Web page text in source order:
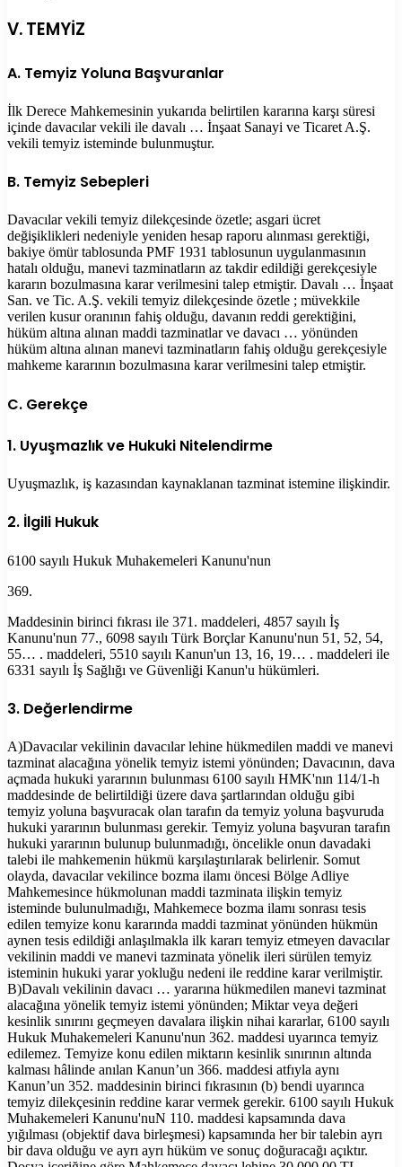
V. TEMYİZ
A. Temyiz Yoluna Başvuranlar
İlk Derece Mahkemesinin yukarıda belirtilen kararına karşı süresi
içinde davacılar vekili ile davalı … İnşaat Sanayi ve Ticaret A.Ş.
vekili temyiz isteminde bulunmuştur.
B. Temyiz Sebepleri
Davacılar vekili temyiz dilekçesinde özetle; asgari ücret
değişiklikleri nedeniyle yeniden hesap raporu alınması gerektiği,
bakiye ömür tablosunda PMF 1931 tablosunun uygulanmasının
hatalı olduğu, manevi tazminatların az takdir edildiği gerekçesiyle
kararın bozulmasına karar verilmesini talep etmiştir. Davalı … İnşaat
San. ve Tic. A.Ş. vekili temyiz dilekçesinde özetle ; müvekkile
verilen kusur oranının fahiş olduğu, davanın reddi gerektiğini,
hüküm altına alınan maddi tazminatlar ve davacı … yönünden
hüküm altına alınan manevi tazminatların fahiş olduğu gerekçesiyle
mahkeme kararının bozulmasına karar verilmesini talep etmiştir.
C. Gerekçe
1. Uyuşmazlık ve Hukuki Nitelendirme
Uyuşmazlık, iş kazasından kaynaklanan tazminat istemine ilişkindir.
2. İlgili Hukuk
6100 sayılı Hukuk Muhakemeleri Kanunu'nun
369.
Maddesinin birinci fıkrası ile 371. maddeleri, 4857 sayılı İş
Kanunu'nun 77., 6098 sayılı Türk Borçlar Kanunu'nun 51, 52, 54,
55… . maddeleri, 5510 sayılı Kanun'un 13, 16, 19… . maddeleri ile
6331 sayılı İş Sağlığı ve Güvenliği Kanun'u hükümleri.
3. Değerlendirme
A)Davacılar vekilinin davacılar lehine hükmedilen maddi ve manevi
tazminat alacağına yönelik temyiz istemi yönünden; Davacının, dava
açmada hukuki yararının bulunması 6100 sayılı HMK'nın 114/1-h
maddesinde de belirtildiği üzere dava şartlarından olduğu gibi
temyiz yoluna başvuracak olan tarafın da temyiz yoluna başvuruda
hukuki yararının bulunması gerekir. Temyiz yoluna başvuran tarafın
hukuki yararının bulunup bulunmadığı, öncelikle onun davadaki
talebi ile mahkemenin hükmü karşılaştırılarak belirlenir. Somut
olayda, davacılar vekilince bozma ilamı öncesi Bölge Adliye
Mahkemesince hükmolunan maddi tazminata ilişkin temyiz
isteminde bulunulmadığı, Mahkemece bozma ilamı sonrası tesis
edilen temyize konu kararında maddi tazminat yönünden hükmün
aynen tesis edildiği anlaşılmakla ilk kararı temyiz etmeyen davacılar
vekilinin maddi ve manevi tazminata yönelik ileri sürülen temyiz
isteminin hukuki yarar yokluğu nedeni ile reddine karar verilmiştir.
B)Davalı vekilinin davacı … yararına hükmedilen manevi tazminat
alacağına yönelik temyiz istemi yönünden; Miktar veya değeri
kesinlik sınırını geçmeyen davalara ilişkin nihai kararlar, 6100 sayılı
Hukuk Muhakemeleri Kanunu'nun 362. maddesi uyarınca temyiz
edilemez. Temyize konu edilen miktarın kesinlik sınırının altında
kalması hâlinde anılan Kanun’un 366. maddesi atfıyla aynı
Kanun’un 352. maddesinin birinci fıkrasının (b) bendi uyarınca
temyiz dilekçesinin reddine karar vermek gerekir. 6100 sayılı Hukuk
Muhakemeleri Kanunu'nuN 110. maddesi kapsamında dava
yığılması (objektif dava birleşmesi) kapsamında her bir talebin ayrı
bir dava olduğu ve ayrı ayrı hüküm ve sonuç doğuracağı açıktır.